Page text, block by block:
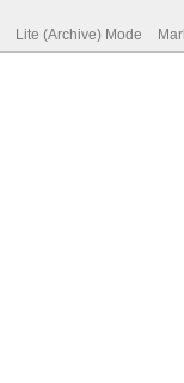
Lite (Archive) Mode